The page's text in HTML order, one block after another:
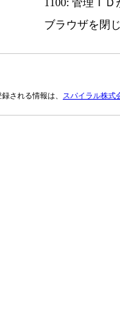
1100: 管理Ｉ
ブラウザを閉
される情報は、 スパイラル株式